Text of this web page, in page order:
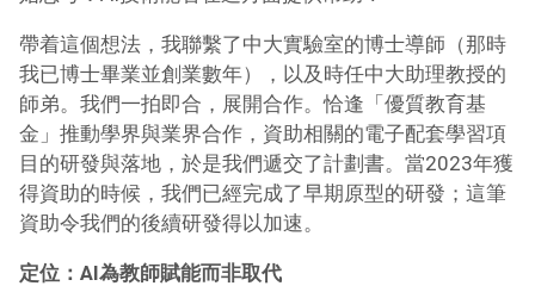
帶着這個想法，我聯繫了中大實驗室的博士導師（那時
我已博士畢業並創業數年），以及時任中大助理教授的
師弟。我們一拍即合，展開合作。恰逢「優質教育基
金」推動學界與業界合作，資助相關的電子配套學習項
目的研發與落地，於是我們遞交了計劃書。當2023年獲
得資助的時候，我們已經完成了早期原型的研發；這筆
資助令我們的後續研發得以加速。
定位：AI為教師賦能而非取代